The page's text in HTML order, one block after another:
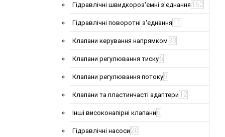
Гідравлічні швидкороз'ємні з'єднання 162
Гідравлічні поворотні з'єднання 11
Клапани керування напрямком 33
Клапани регулювання тиску6
Клапани регулювання потоку9
Клапани та пластинчасті адаптери 12
Інші високонапірні клапани 6
Гідравлічні насоси 20